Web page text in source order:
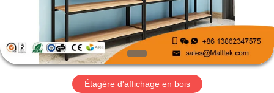
VIDÉOS
AU
SUJET
Étagère d'affichage en bois